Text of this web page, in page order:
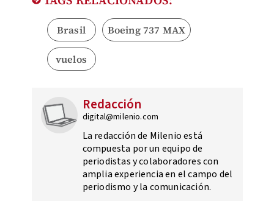
Brasil Boeing 737 MAX
vuelos
Redacción
digital@milenio.com
La redacción de Milenio está
compuesta por un equipo de
periodistas y colaboradores con
amplia experiencia en el campo del
periodismo y la comunicación.